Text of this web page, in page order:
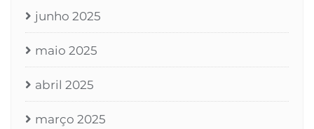
junho 2025
maio 2025
abril 2025
março 2025